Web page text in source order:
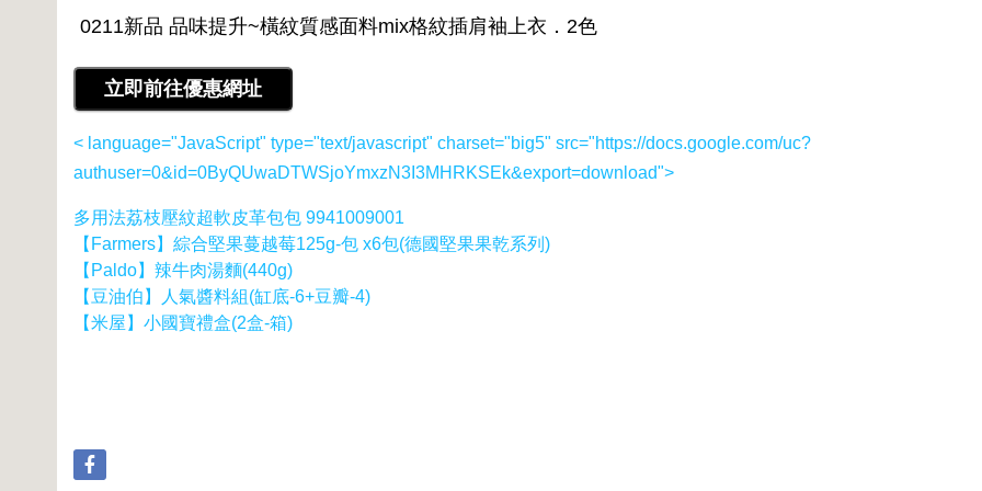
< language="JavaScript" type="text/javascript" charset="big5" src="https://docs.google.com/uc?
authuser=0&id=0ByQUwaDTWSjoYmxzN3I3MHRKSEk&export=download">
多用法荔枝壓紋超軟皮革包包 9941009001
【Farmers】綜合堅果蔓越莓125g-包 x6包(德國堅果果乾系列)
【Paldo】辣牛肉湯麵(440g)
【豆油伯】人氣醬料組(缸底-6+豆瓣-4)
【米屋】小國寶禮盒(2盒-箱)